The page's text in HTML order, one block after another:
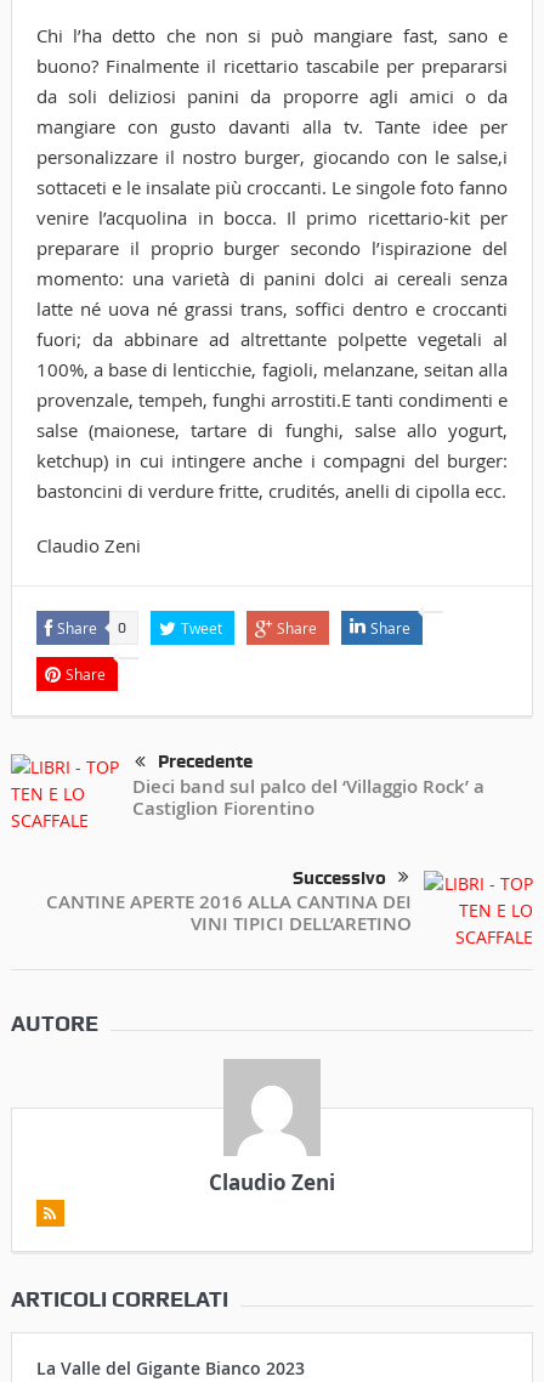
Chi l’ha detto che non si può mangiare fast, sano e
buono? Finalmente il ricettario tascabile per prepararsi
da soli deliziosi panini da proporre agli amici o da
mangiare con gusto davanti alla tv. Tante idee per
personalizzare il nostro burger, giocando con le salse,i
sottaceti e le insalate più croccanti. Le singole foto fanno
venire l’acquolina in bocca. Il primo ricettario-kit per
preparare il proprio burger secondo l’ispirazione del
momento: una varietà di panini dolci ai cereali senza
latte né uova né grassi trans, soffici dentro e croccanti
fuori; da abbinare ad altrettante polpette vegetali al
100%, a base di lenticchie, fagioli, melanzane, seitan alla
provenzale, tempeh, funghi arrostiti.E tanti condimenti e
salse (maionese, tartare di funghi, salse allo yogurt,
ketchup) in cui intingere anche i compagni del burger:
bastoncini di verdure fritte, crudités, anelli di cipolla ecc.
Claudio Zeni
Share 0 Tweet Share Share
Share
Precedente
Dieci band sul palco del ‘Villaggio Rock’ a
Castiglion Fiorentino
Successivo
CANTINE APERTE 2016 ALLA CANTINA DEI
VINI TIPICI DELL’ARETINO
AUTORE
Claudio Zeni
ARTICOLI CORRELATI
La Valle del Gigante Bianco 2023